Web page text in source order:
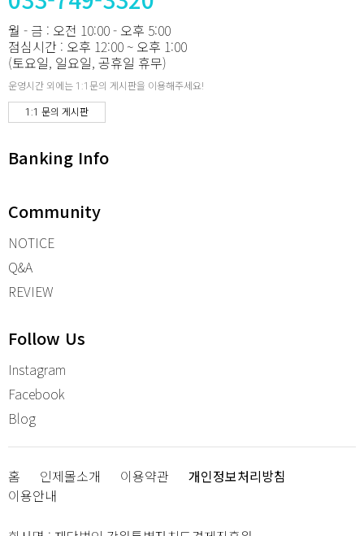
월 - 금 : 오전 10:00 - 오후 5:00
점심시간 : 오후 12:00 ~ 오후 1:00
(토요일, 일요일, 공휴일 휴무)
운영시간 외에는 1:1문의 게시판을 이용해주세요!
1:1 문의 게시판
Banking Info
Community
NOTICE
Q&A
REVIEW
Follow Us
Instagram
Facebook
Blog
홈 인제몰소개 이용약관
개인정보처리방침
이용안내